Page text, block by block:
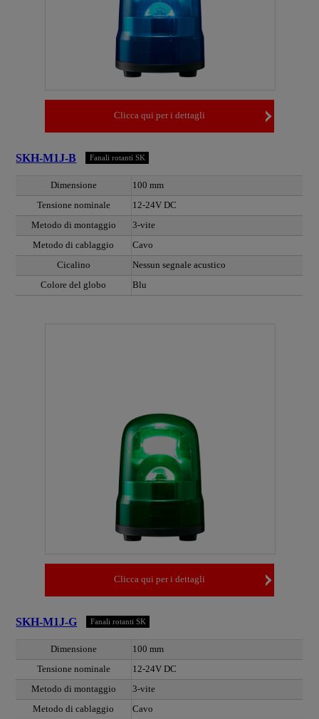
Clicca qui per i dettagli
SKH-M1J-B Fanali rotanti SK
Dimensione
100 mm
Tensione nominale
12-24V DC
Metodo di montaggio
3-vite
Metodo di cablaggio
Cavo
Cicalino
Nessun segnale acustico
Colore del globo
Blu
Clicca qui per i dettagli
SKH-M1J-G Fanali rotanti SK
Dimensione
100 mm
Tensione nominale
12-24V DC
Metodo di montaggio
3-vite
Metodo di cablaggio
Cavo